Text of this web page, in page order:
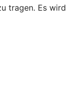
tragen. Es wird